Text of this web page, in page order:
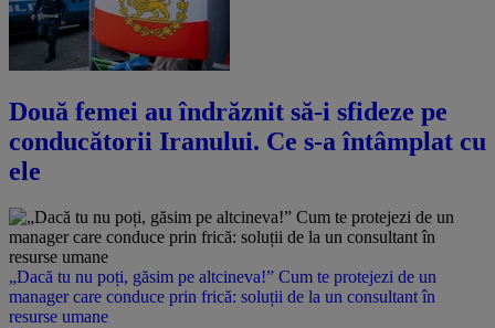
Două femei au îndrăznit să-i sfideze pe
conducătorii Iranului. Ce s-a întâmplat cu
ele
„Dacă tu nu poți, găsim pe altcineva!” Cum te protejezi de un
manager care conduce prin frică: soluții de la un consultant în
resurse umane